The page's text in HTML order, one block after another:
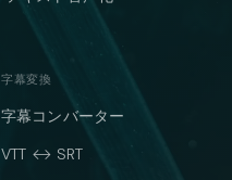
字幕変換
字幕コンバーター
VTT ↔ SRT